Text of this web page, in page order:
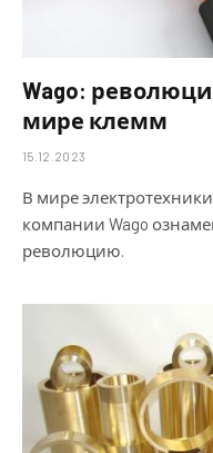
Wago:
мире клемм
15.12.2023
В мире
компании Wago
революцию.